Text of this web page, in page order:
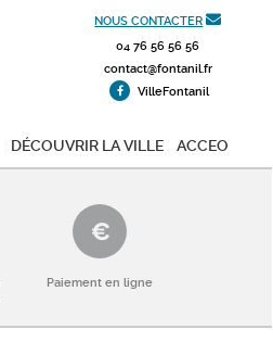
NOUS CONTACTER
04 76 56 56 56
contact@fontanil.fr
VilleFontanil
Découvrir la ville ACCEO
Paiement en ligne